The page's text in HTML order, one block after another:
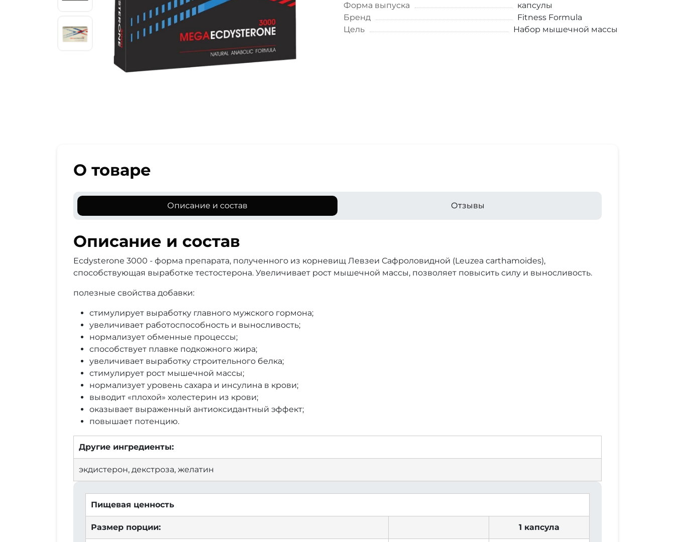
Форма выпуска
капсулы
Бренд
Fitness Formula
Цель
Набор мышечной массы
О товаре
Описание и состав Отзывы
Описание и состав
Ecdysterone 3000 - форма препарата, полученного из корневищ Левзеи Сафроловидной (Leuzea carthamoides),
способствующая выработке тестостерона. Увеличивает рост мышечной массы, позволяет повысить силу и выносливость.
полезные свойства добавки:
стимулирует выработку главного мужского гормона;
увеличивает работоспособность и выносливость;
нормализует обменные процессы;
способствует плавке подкожного жира;
увеличивает выработку строительного белка;
стимулирует рост мышечной массы;
нормализует уровень сахара и инсулина в крови;
выводит «плохой» холестерин из крови;
оказывает выраженный антиоксидантный эффект;
повышает потенцию.
Другие ингредиенты:
экдистерон, декстроза, желатин
Пищевая ценность
Размер порции: 1 капсула